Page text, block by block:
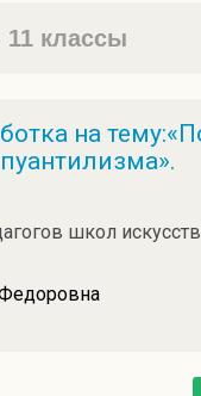
классы
на
школ